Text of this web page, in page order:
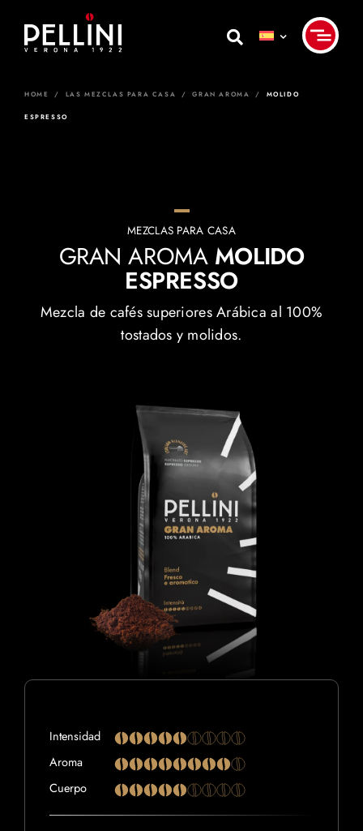
content
HOME / LAS MEZCLAS PARA CASA / GRAN AROMA / MOLIDO
ESPRESSO
MEZCLAS PARA CASA
GRAN AROMA MOLIDO
ESPRESSO
Mezcla de cafés superiores Arábica al 100%
tostados y molidos.
Intensidad
Aroma
Cuerpo